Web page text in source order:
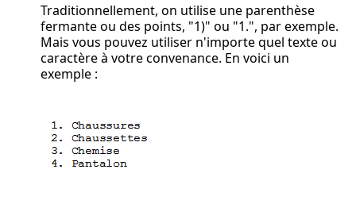
Traditionnellement, on utilise une parenthèse
fermante ou des points, "1)" ou "1.", par exemple.
Mais vous pouvez utiliser n'importe quel texte ou
caractère à votre convenance. En voici un
exemple :